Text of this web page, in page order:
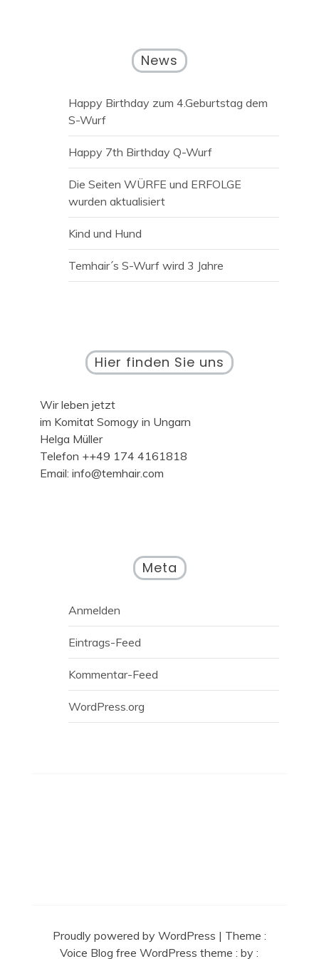
News
Happy Birthday zum 4.Geburtstag dem
S-Wurf
Happy 7th Birthday Q-Wurf
Die Seiten WÜRFE und ERFOLGE
wurden aktualisiert
Kind und Hund
Temhair´s S-Wurf wird 3 Jahre
Hier finden Sie uns
Wir leben jetzt
im Komitat Somogy in Ungarn
Helga Müller
Telefon ++49 174 4161818
Email: info@temhair.com
Meta
Anmelden
Eintrags-Feed
Kommentar-Feed
WordPress.org
Proudly powered by WordPress | Theme :
Voice Blog free WordPress theme: by :